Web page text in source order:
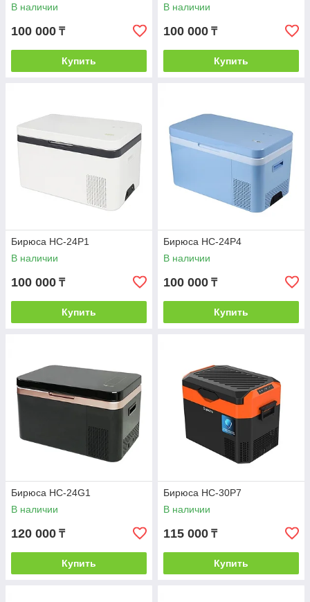
В наличии
100 000 ₸
Купить
В наличии
100 000 ₸
Купить
Бирюса НС-24P1
В наличии
100 000 ₸
Купить
Бирюса НС-24P4
В наличии
100 000 ₸
Купить
Бирюса НС-24G1
В наличии
120 000 ₸
Купить
Бирюса НС-30P7
В наличии
115 000 ₸
Купить